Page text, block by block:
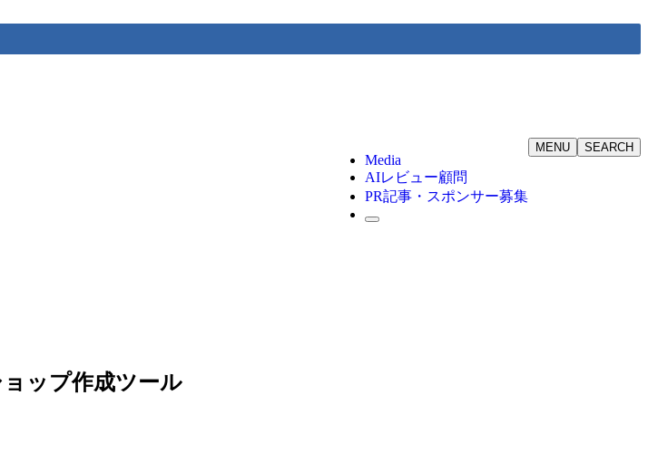
Media
AIレビュー顧問
PR記事・スポンサー募集
SEARCH
MENU
ップ作成ツール